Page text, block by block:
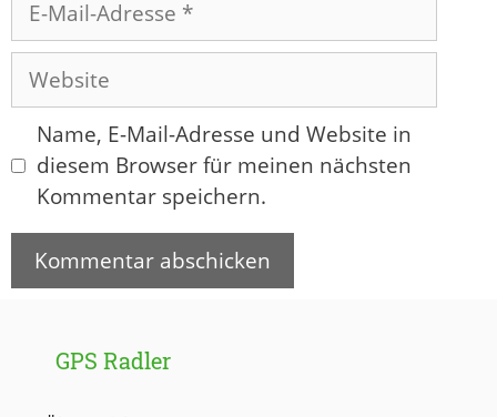
Mail-
Adresse
Website
Name, E-Mail-Adresse und Website in
diesem Browser für meinen nächsten
Kommentar speichern.
GPS Radler